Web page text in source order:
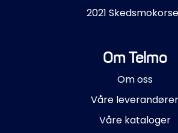
2021
Om Telmo
Om oss
Våre leverandører
Våre kataloger